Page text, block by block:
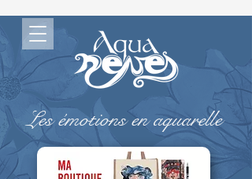
Les émotions en aquarelle